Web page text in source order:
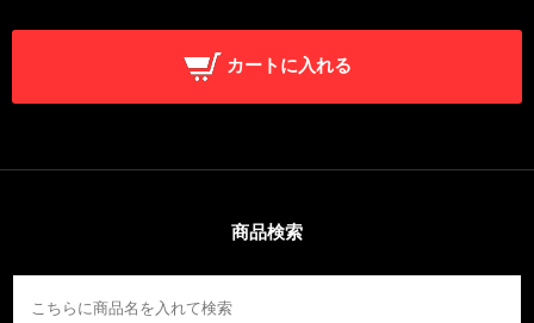
カートに入れる
商品検索